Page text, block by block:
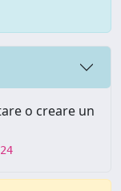
o creare un